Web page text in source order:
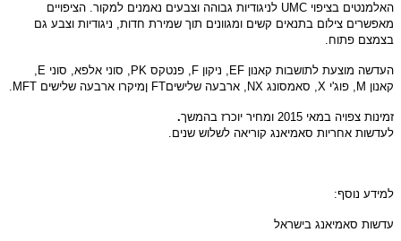
האלמנטים בציפוי UMC לניגודיות גבוהה וצבעים נאמנים למקור. הציפויים
מאפשרים צילום בתנאים קשים ומגוונים תוך שמירת חדות, ניגודיות וצבע גם
בצמצם פתוח.
העדשה מוצעת לתושבות קאנון EF, ניקון F, פנטקס PK, סוני אלפא, סוני E,
קאנון M, פוג'י X, סאמסונג NX, ארבעה שלישיםFT ןמיקרו ארבעה שלישים MFT.
זמינות צפויה במאי 2015 ומחיר יוכרז בהמשך.
לעדשות אחריות סאמיאנג קוריאה לשלוש שנים.
למידע נוסף:
עדשות סאמיאנג בישראל